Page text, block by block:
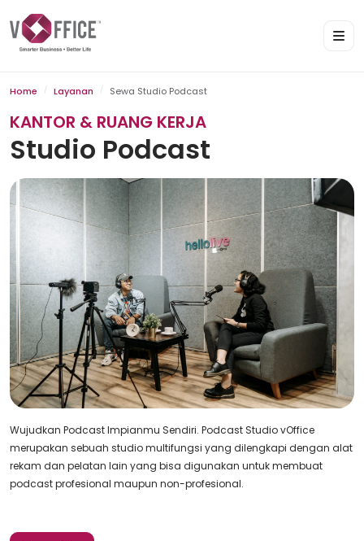
Home Layanan Sewa Studio Podcast
KANTOR & RUANG KERJA
Studio Podcast
Wujudkan Podcast Impianmu Sendiri. Podcast Studio vOffice
merupakan sebuah studio multifungsi yang dilengkapi dengan alat
rekam dan pelatan lain yang bisa digunakan untuk membuat
podcast profesional maupun non-profesional.